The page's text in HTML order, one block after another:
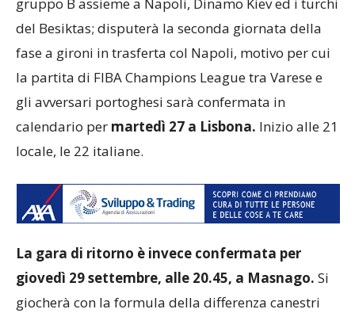
del Besiktas; disputerà la seconda giornata della
fase a gironi in trasferta col Napoli, motivo per cui
la partita di FIBA Champions League tra Varese e
gli avversari portoghesi sarà confermata in
calendario per martedì 27 a Lisbona. Inizio alle 21
locale, le 22 italiane.
La gara di ritorno è invece confermata per
giovedì 29 settembre, alle 20.45, a Masnago. Si
giocherà con la formula della differenza canestri